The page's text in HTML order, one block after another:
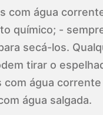
com água
químico; -
secá-los.
tirar o
com água
água salgada.